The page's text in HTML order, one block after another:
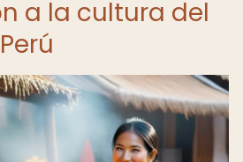
a la cultura del